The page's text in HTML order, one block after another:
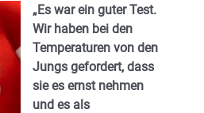
„Es war ein guter Test.
Wir haben bei den
Temperaturen von den
Jungs gefordert, dass
sie es ernst nehmen
und es als